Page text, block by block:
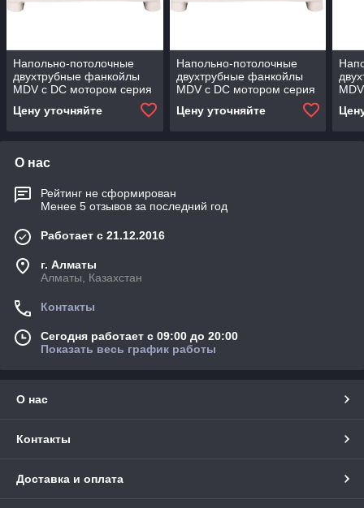
Напольно-потолочные
двухтрубные фанкойлы
MDV с DC мотором серия
забором воздуха) MDKH2-
Цену уточняйте
Напольно-потолочные
двухтрубные фанкойлы
MDV с DC мотором серия
забором воздуха) MDKH2-
Цену уточняйте
О нас
Рейтинг не сформирован
Менее 5 отзывов за последний год
Работает с 21.12.2016
г. Алматы
Алматы, Казахстан
Контакты
Сегодня работает с 09:00 до 20:00
Показать весь график работы
О нас
Контакты
Доставка и оплата